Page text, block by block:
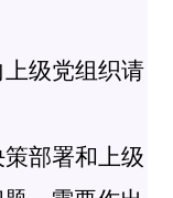
级党组织请
策部署和上级